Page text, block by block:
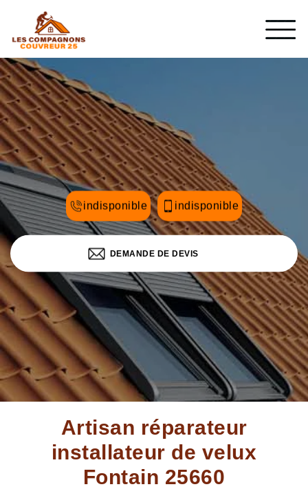
indisponible indisponible
DEMANDE DE DEVIS
Artisan réparateur
installateur de velux
Fontain 25660